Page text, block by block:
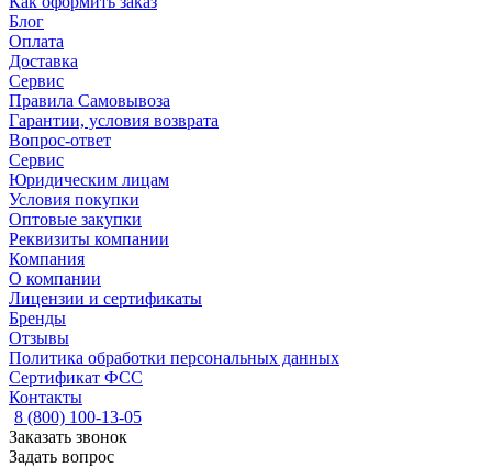
Блог
Оплата
Доставка
Сервис
Правила Самовывоза
Гарантии, условия возврата
Вопрос-ответ
Сервис
Юридическим лицам
Условия покупки
Оптовые закупки
Реквизиты компании
Компания
О компании
Лицензии и сертификаты
Бренды
Отзывы
Политика обработки персональных данных
Сертификат ФСС
Контакты
8 (800) 100-13-05
Заказать звонок
Задать вопрос